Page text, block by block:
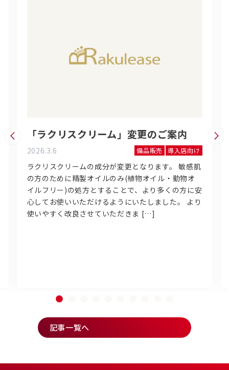
「ラクリスクリーム」変更のご案内
2026.3.6 備品販売 導入店向け
ラクリスクリームの成分が変更となります。 敏感肌
の方のために精製オイルのみ(植物オイル・動物オ
イルフリー)の処方とすることで、より多くの方に安
心してお使いいただけるようにいたしました。 より
使いやすく改良させていただきま […]
記事一覧へ